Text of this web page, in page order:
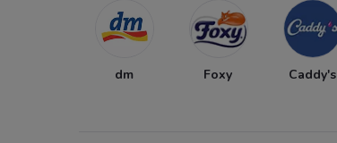
dm Foxy Caddy's